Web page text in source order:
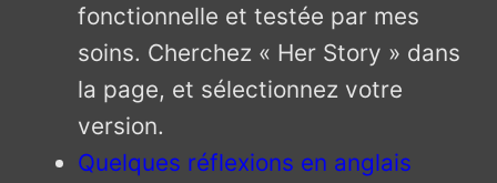
fonctionnelle et testée par mes
soins. Cherchez « Her Story » dans
la page, et sélectionnez votre
version.
Quelques réflexions en anglais